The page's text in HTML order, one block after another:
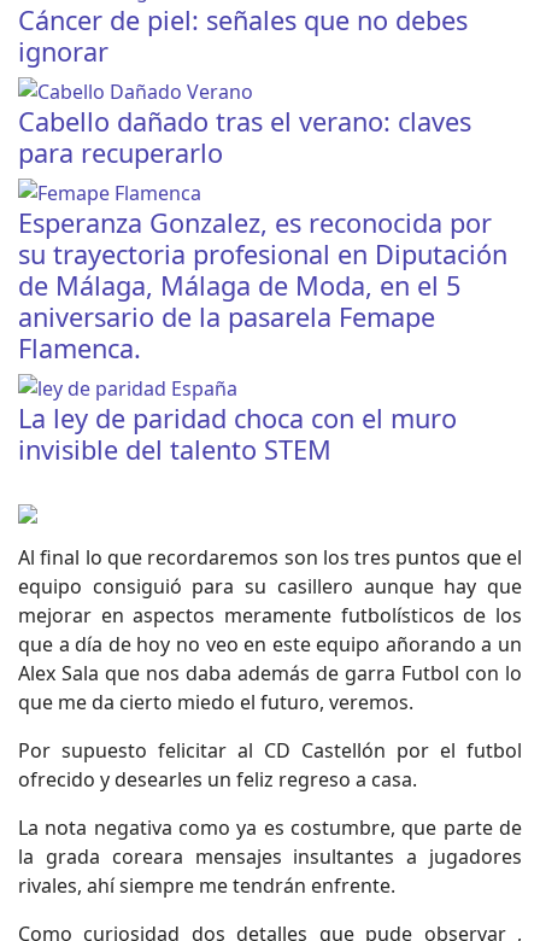
Cáncer de piel: señales que no debes
ignorar
Cabello dañado tras el verano: claves
para recuperarlo
Esperanza Gonzalez, es reconocida por
su trayectoria profesional en Diputación
de Málaga, Málaga de Moda, en el 5
aniversario de la pasarela Femape
Flamenca.
La ley de paridad choca con el muro
invisible del talento STEM
Al final lo que recordaremos son los tres puntos que el
equipo consiguió para su casillero aunque hay que
mejorar en aspectos meramente futbolísticos de los
que a día de hoy no veo en este equipo añorando a un
Alex Sala que nos daba además de garra Futbol con lo
que me da cierto miedo el futuro, veremos.
Por supuesto felicitar al CD Castellón por el futbol
ofrecido y desearles un feliz regreso a casa.
La nota negativa como ya es costumbre, que parte de
la grada coreara mensajes insultantes a jugadores
rivales, ahí siempre me tendrán enfrente.
Como curiosidad dos detalles que pude observar ,